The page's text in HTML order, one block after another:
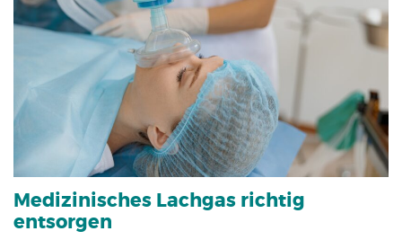
Medizinisches Lachgas richtig
entsorgen